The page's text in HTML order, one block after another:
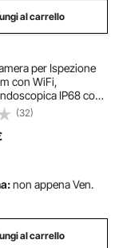
al carrello
per Ispezione
con WiFi,
IP68 con
CC,
a Smartphone e
di Fognature e
(32)
non appena Ven.
al carrello